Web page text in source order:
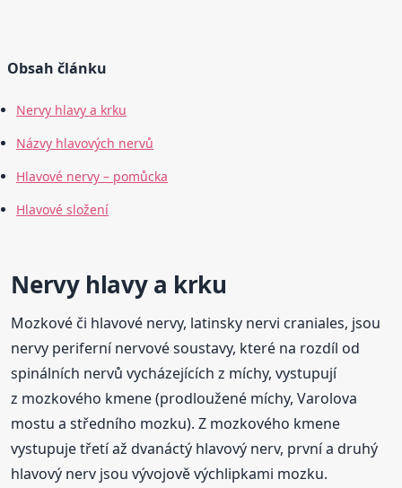
Obsah článku
Nervy hlavy a krku
Názvy hlavových nervů
Hlavové nervy – pomůcka
Hlavové složení
Nervy hlavy a krku
Mozkové či hlavové nervy, latinsky nervi craniales, jsou
nervy periferní nervové soustavy, které na rozdíl od
spinálních nervů vycházejících z míchy, vystupují
z mozkového kmene (prodloužené míchy, Varolova
mostu a středního mozku). Z mozkového kmene
vystupuje třetí až dvanáctý hlavový nerv, první a druhý
hlavový nerv jsou vývojově výchlipkami mozku.